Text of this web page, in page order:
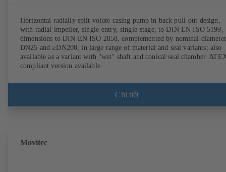
Horizontal radially split volute casing pump in back pull-out design,
with radial impeller, single-entry, single-stage, to DIN EN ISO 5199,
dimensions to DIN EN ISO 2858, complemented by nominal
DN25 and ≥DN200, in large range of material and seal variants; also
available as a variant with "wet" shaft and conical seal chamber.
compliant version available.
Chi tiết
Movitec